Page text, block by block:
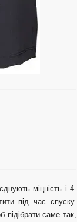
міцність і 4-
під час спуску.
саме так,